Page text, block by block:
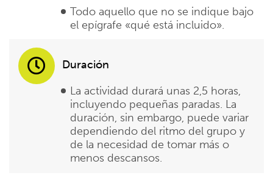
Todo aquello que no se indique bajo
el epígrafe «qué está incluido».
Duración
La actividad durará unas 2,5 horas,
incluyendo pequeñas paradas. La
duración, sin embargo, puede variar
dependiendo del ritmo del grupo y
de la necesidad de tomar más o
menos descansos.